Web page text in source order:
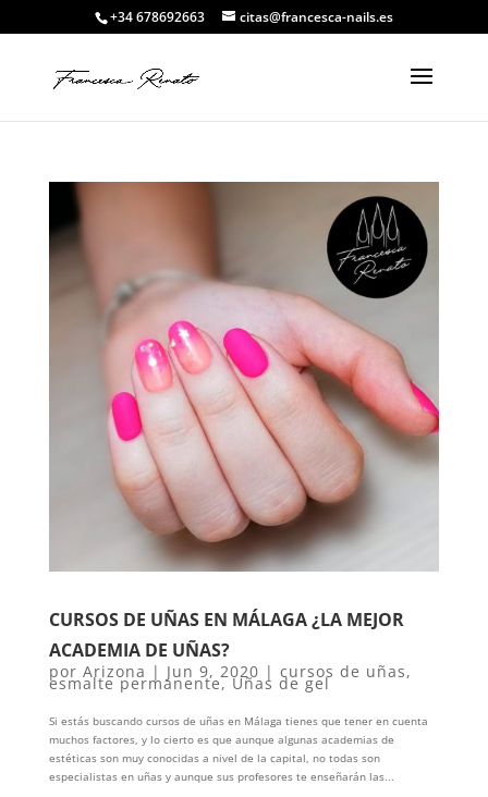
+34 678692663 citas@francesca-nails.es
CURSOS DE UÑAS EN MÁLAGA ¿LA MEJOR
ACADEMIA DE UÑAS?
por Arizona | Jun 9, 2020 | cursos de uñas,
esmalte permanente,Uñas de gel
Si estás buscando cursos de uñas en Málaga tienes que tener en cuenta
muchos factores, y lo cierto es que aunque algunas academias de
estéticas son muy conocidas a nivel de la capital, no todas son
especialistas en uñas y aunque sus profesores te enseñarán las...